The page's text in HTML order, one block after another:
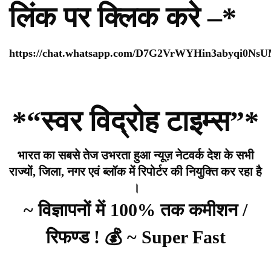
लिंक पर क्लिक करे –*
https://chat.whatsapp.com/
*“स्वर विद्रोह टाइम्स”*
भारत का सबसे तेज उभरता हुआ न्यूज़ नेटवर्क देश के सभी
राज्यों, जिला, नगर एवं ब्लॉक में रिपोर्टर की नियुक्ति कर रहा है
।
~ विज्ञापनों में 100% तक कमीशन /
रिफण्ड ! 💰 ~ Super Fast